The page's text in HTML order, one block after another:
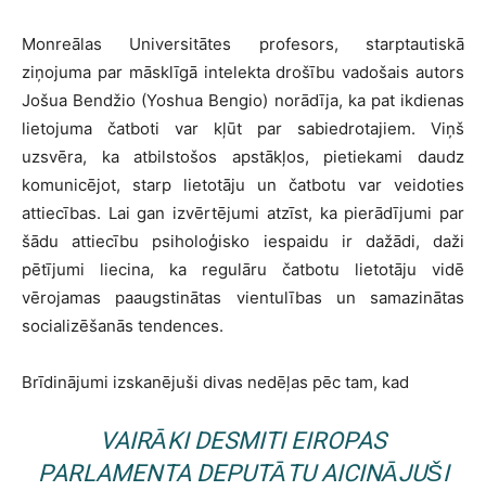
Monreālas Universitātes profesors, starptautiskā
ziņojuma par māsklīgā intelekta drošību vadošais autors
Jošua Bendžio (Yoshua Bengio) norādīja, ka pat ikdienas
lietojuma čatboti var kļūt par sabiedrotajiem. Viņš
uzsvēra, ka atbilstošos apstākļos, pietiekami daudz
komunicējot, starp lietotāju un čatbotu var veidoties
attiecības. Lai gan izvērtējumi atzīst, ka pierādījumi par
šādu attiecību psiholoģisko iespaidu ir dažādi, daži
pētījumi liecina, ka regulāru čatbotu lietotāju vidē
vērojamas paaugstinātas vientulības un samazinātas
socializēšanās tendences.
Brīdinājumi izskanējuši divas nedēļas pēc tam, kad
VAIRĀKI DESMITI EIROPAS
PARLAMENTA DEPUTĀTU AICINĀJUŠI